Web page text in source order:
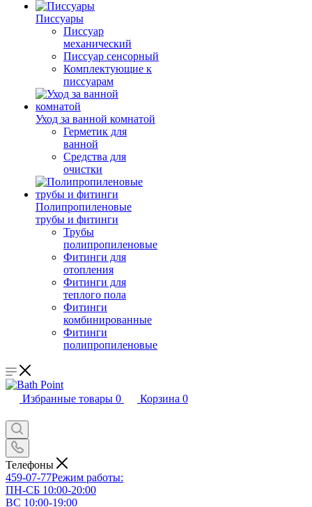
Писсуары
Писсуар
механический
Писсуар сенсорный
Комплектующие к
писсуарам
Уход за ванной комнатой
Герметик для
ванной
Средства для
очистки
Полипропиленовые
трубы и фитинги
Трубы
полипропиленовые
Фитинги для
отопления
Фитинги для
теплого пола
Фитинги
комбинированные
Фитинги
полипропиленовые
Избранные товары 0 Корзина 0
Телефоны
459-07-77Режим работы:
ПН-СБ 10:00-20:00
ВС 10:00-19:00